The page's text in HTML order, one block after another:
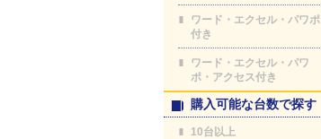
ワード・エクセル・パワポ
付き
ワード・エクセル・パワ
ポ・アクセス付き
購入可能な台数で探す
10台以上